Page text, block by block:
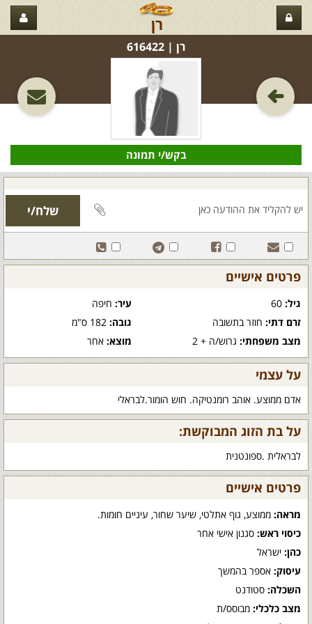
רן
רן‏ | 616422
בקש/י תמונה
פרטים אישיים
גיל: עיר:חיפה
זרם דתי: חוזר בתשובה גובה:182 ס"מ
מצב משפחתי: גרוש/ה + 2 מוצא:אחר
על עצמי
אדם ממוצע. אוהב רומנטיקה. חוש הומור.לבראלי
על בת הזוג המבוקשת:
לבראלית .ספונטנית
פרטים אישיים
מראה: ממוצע, גוף אתלטי, שיער שחור, עיניים חומות.
כיסוי ראש: סגנון אישי אחר
כהן: ישראל
עיסוק: אספר בהמשך
השכלה: סטודנט
מצב כלכלי: מבוסס/ת